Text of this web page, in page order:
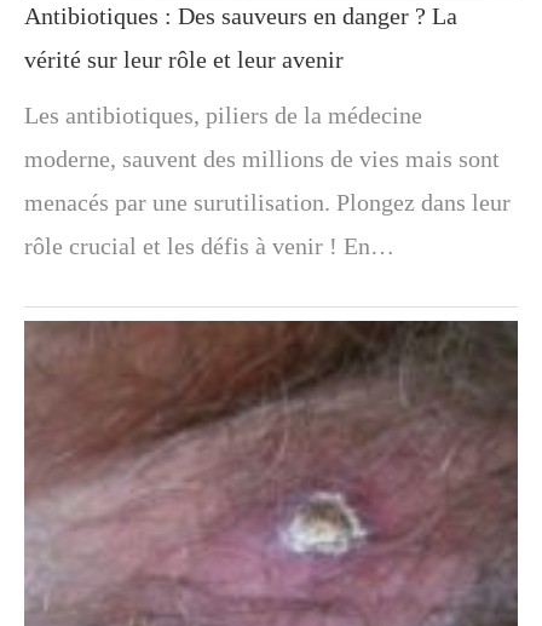
Antibiotiques : Des sauveurs en danger ? La
vérité sur leur rôle et leur avenir
Les antibiotiques, piliers de la médecine
moderne, sauvent des millions de vies mais sont
menacés par une surutilisation. Plongez dans leur
rôle crucial et les défis à venir ! En…